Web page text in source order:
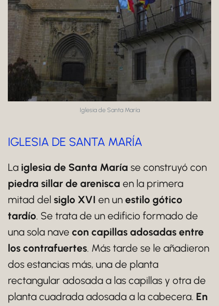
Iglesia de Santa María
IGLESIA DE SANTA MARÍA
La iglesia de Santa María se construyó con
piedra sillar de arenisca en la primera
mitad del siglo XVI en un estilo gótico
tardío. Se trata de un edificio formado de
una sola nave con capillas adosadas entre
los contrafuertes. Más tarde se le añadieron
dos estancias más, una de planta
rectangular adosada a las capillas y otra de
planta cuadrada adosada a la cabecera. En